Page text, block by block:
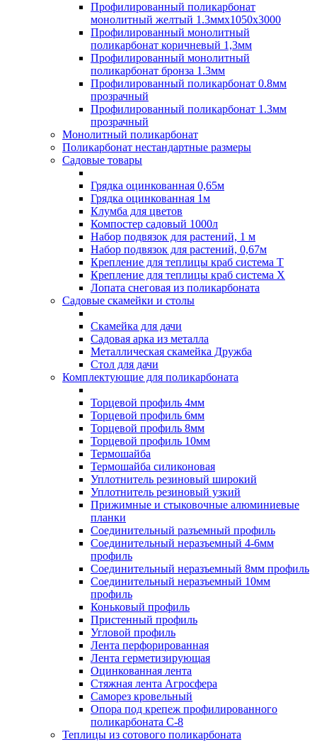
Профилированный поликарбонат
монолитный желтый 1.3ммх1050х3000
Профилированный монолитный
поликарбонат коричневый 1,3мм
Профилированный монолитный
поликарбонат бронза 1.3мм
Профилированный поликарбонат 0.8мм
прозрачный
Профилированный поликарбонат 1.3мм
прозрачный
Монолитный поликарбонат
Поликарбонат нестандартные размеры
Садовые товары
Грядка оцинкованная 0,65м
Грядка оцинкованная 1м
Клумба для цветов
Компостер садовый 1000л
Набор подвязок для растений, 1 м
Набор подвязок для растений, 0,67м
Крепление для теплицы краб система Т
Крепление для теплицы краб система Х
Лопата снеговая из поликарбоната
Садовые скамейки и столы
Скамейка для дачи
Садовая арка из металла
Металлическая скамейка Дружба
Стол для дачи
Комплектующие для поликарбоната
Торцевой профиль 4мм
Торцевой профиль 6мм
Торцевой профиль 8мм
Торцевой профиль 10мм
Термошайба
Термошайба силиконовая
Уплотнитель резиновый широкий
Уплотнитель резиновый узкий
Прижимные и стыковочные алюминиевые
планки
Соединительный разъемный профиль
Соединительный неразъемный 4-6мм
профиль
Соединительный неразъемный 8мм профиль
Соединительный неразъемный 10мм
профиль
Коньковый профиль
Пристенный профиль
Угловой профиль
Лента перфорированная
Лента герметизирующая
Оцинкованная лента
Стяжная лента Агросфера
Саморез кровельный
Опора под крепеж профилированного
поликарбоната С-8
Теплицы из сотового поликарбоната